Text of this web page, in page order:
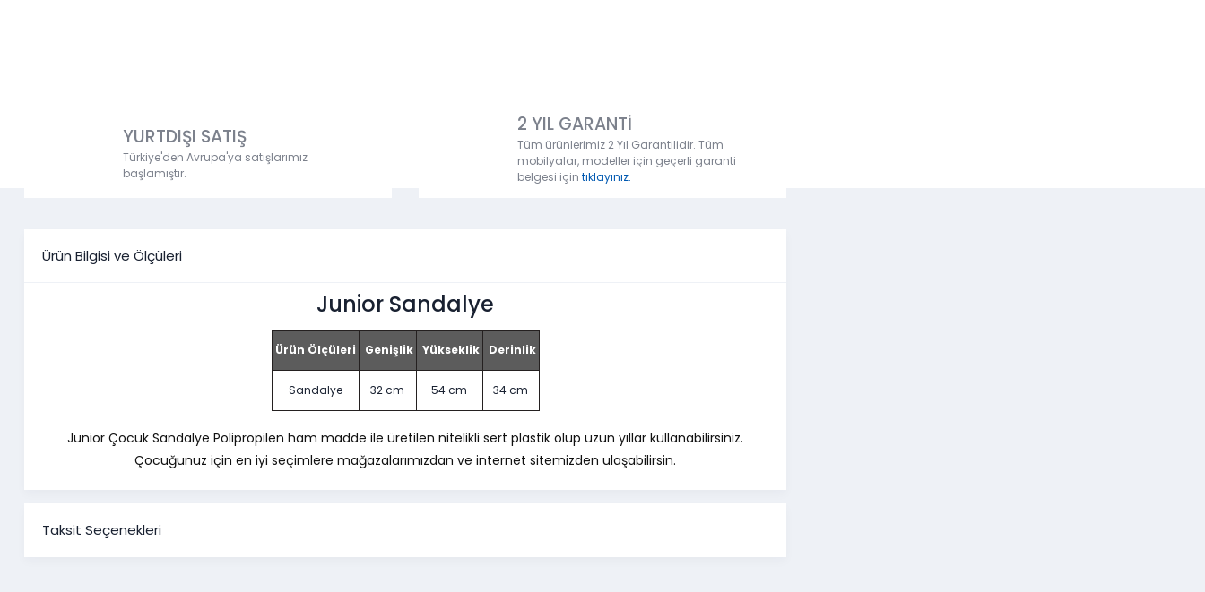
YURTDIŞI SATIŞ
Türkiye'den Avrupa'ya satışlarımız
başlamıştır.
2 YIL GARANTİ
Tüm ürünlerimiz 2 Yıl Garantilidir. Tüm
mobilyalar, modeller için geçerli garanti
belgesi için tıklayınız.
Ürün Bilgisi ve Ölçüleri
Junior Sandalye
Ürün Ölçüleri Genişlik Yükseklik Derinlik
Sandalye 32 cm 54 cm 34 cm
Junior Çocuk Sandalye Polipropilen ham madde ile üretilen nitelikli sert plastik olup uzun yıllar kullanabilirsiniz.
Çocuğunuz için en iyi seçimlere mağazalarımızdan ve internet sitemizden ulaşabilirsin.
Taksit Seçenekleri